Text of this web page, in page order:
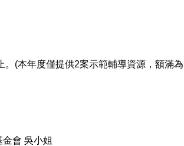
。(本年度僅提供2案示範輔導資源，額滿為
會 吳小姐